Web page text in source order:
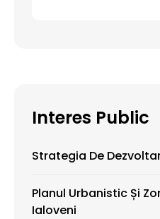
Interes Public
Strategia De
Planul Urbanistic Și
Ialoveni